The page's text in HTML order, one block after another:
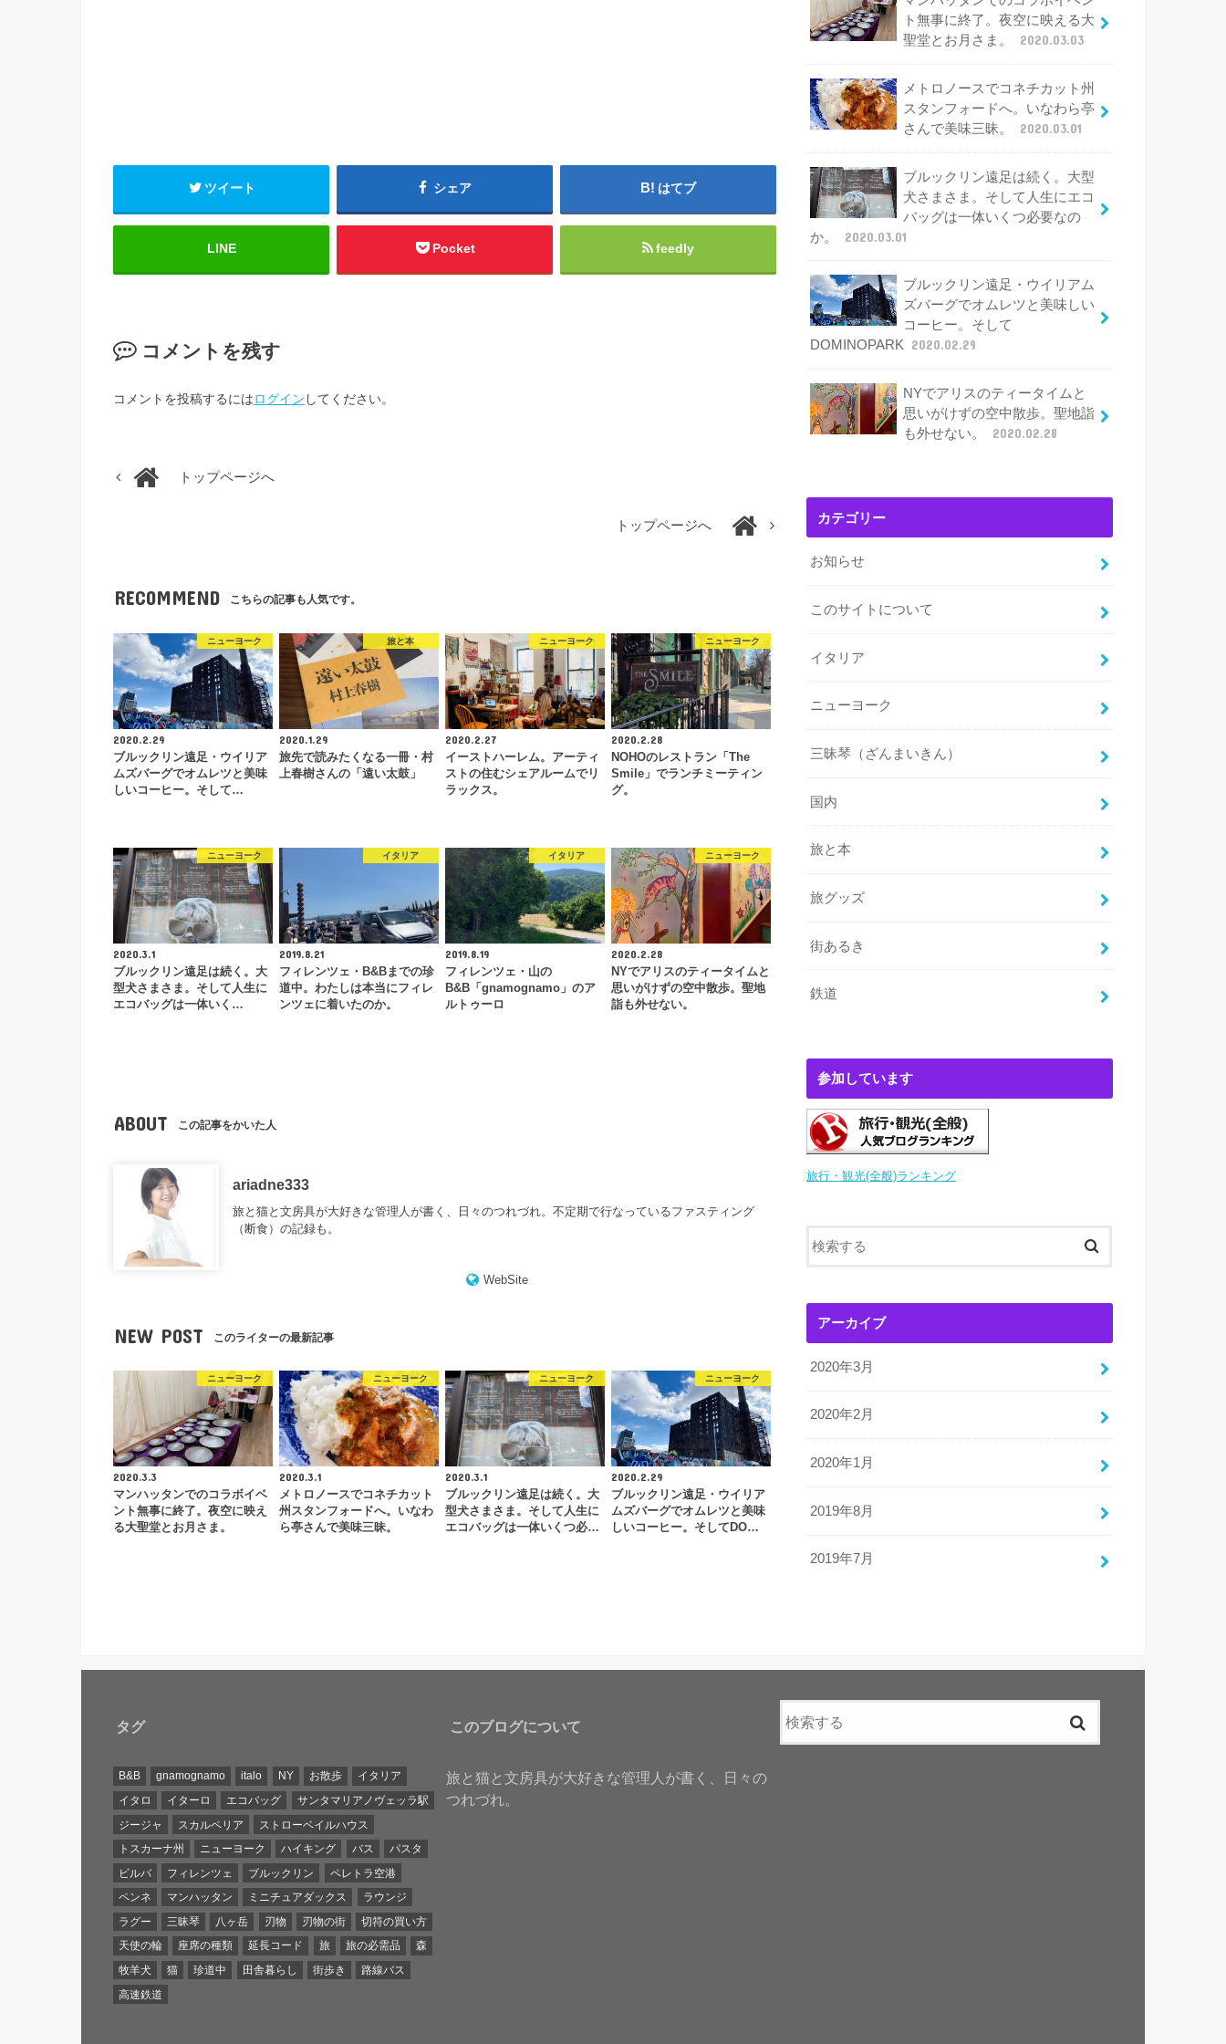
ツイート シェア はてブ
LINE Pocket feedly
コメントを残す
コメントを投稿するにはログイン してください。
トップページへ
トップページへ
RECOMMEND こちらの記事も人気です。
ニューヨーク
2020.2.29
ブルックリン遠足・ウイリア
ムズバーグでオムレツと美味
しいコーヒー。そして…
旅と本
2020.1.29
旅先で読みたくなる一冊・村
上春樹さんの「遠い太鼓」
ニューヨーク
2020.2.27
イーストハーレム。アーティ
ストの住むシェアルームでリ
ラックス。
ニューヨーク
2020.2.28
NOHOのレストラン「The
Smile」でランチミーティン
グ。
ニューヨーク
2020.3.1
ブルックリン遠足は続く。大
型犬さまさま。そして人生に
エコバッグは一体いく…
イタリア
2019.8.21
フィレンツェ・B&Bまでの珍
道中。わたしは本当にフィレ
ンツェに着いたのか。
イタリア
2019.8.19
フィレンツェ・山の
B&B「gnamognamo」のア
ルトゥーロ
ニューヨーク
2020.2.28
NYでアリスのティータイムと
思いがけずの空中散歩。聖地
詣も外せない。
ABOUT この記事をかいた人
ariadne333
旅と猫と文房具が大好きな管理人が書く、日々のつれづれ。不定期で行なっているファスティング
（断食）の記録も。
WebSite
NEW POST このライターの最新記事
ニューヨーク
2020.3.3
マンハッタンでのコラボイベ
ント無事に終了。夜空に映え
る大聖堂とお月さま。
ニューヨーク
2020.3.1
メトロノースでコネチカット
州スタンフォードへ。いなわ
ら亭さんで美味三昧。
ニューヨーク
2020.3.1
ブルックリン遠足は続く。大
型犬さまさま。そして人生に
エコバッグは一体いくつ必…
ニューヨーク
2020.2.29
ブルックリン遠足・ウイリア
ムズバーグでオムレツと美味
しいコーヒー。そしてDO…
ト無事に終了。夜空に映える大
聖堂とお月さま。
2020.03.03
メトロノースでコネチカット州
スタンフォードへ。いなわら亭
さんで美味三昧。
2020.03.01
ブルックリン遠足は続く。大型
犬さまさま。そして人生にエコ
バッグは一体いくつ必要なの
か。
2020.03.01
ブルックリン遠足・ウイリアム
ズバーグでオムレツと美味しい
コーヒー。そして
DOMINOPARK 2020.02.29
NYでアリスのティータイムと
思いがけずの空中散歩。聖地詣
も外せない。
2020.02.28
カテゴリー
お知らせ
このサイトについて
イタリア
ニューヨーク
三昧琴（ざんまいきん）
国内
旅と本
旅グッズ
街あるき
鉄道
参加しています
旅行・観光(全般)ランキング
アーカイブ
2020年3月
2020年2月
2020年1月
2019年8月
2019年7月
タグ
B&B gnamognamo italo NY お散歩
イタリア
イタロ
イターロ エコバッグ
サンタマリアノヴェッラ駅
ジージャ
スカルペリア
ストローベイルハウス
トスカーナ州
ニューヨーク ハイキング バス
パスタ
ビルバ
フィレンツェ ブルックリン
ペレトラ空港
ペンネ
マンハッタン ミニチュアダックス
ラウンジ
ラグー
三昧琴 八ヶ岳 刃物 刃物の街
切符の買い方
天使の輪
座席の種類 延長コード 旅 旅の必需品
森
牧羊犬
猫 珍道中 田舎暮らし 街歩き
路線バス
高速鉄道
このブログについて
旅と猫と文房具が大好きな管理人が書く、日々の
つれづれ。